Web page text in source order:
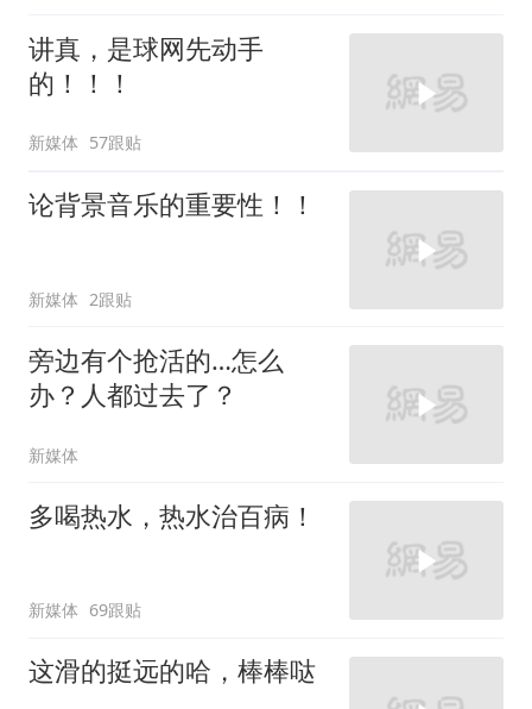
讲真，是球网先动手
的！！！
新媒体 57跟贴
论背景音乐的重要性！！
新媒体 2跟贴
旁边有个抢活的…怎么
办？人都过去了？
新媒体
多喝热水，热水治百病！
新媒体 69跟贴
这滑的挺远的哈，棒棒哒